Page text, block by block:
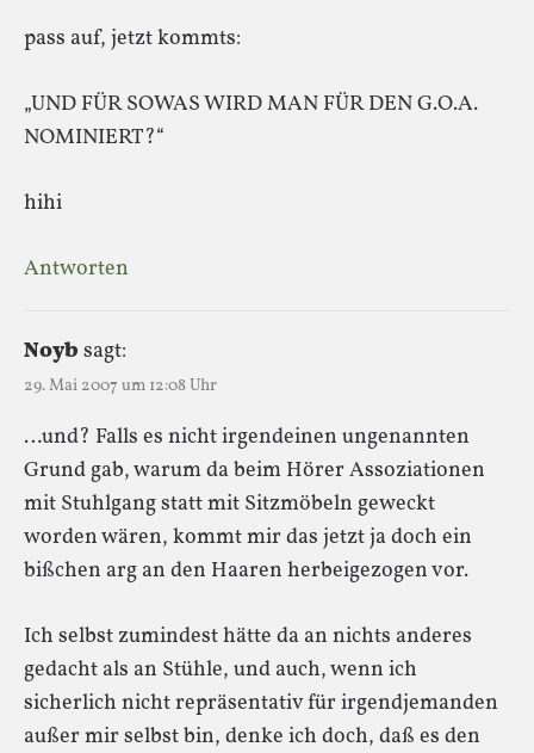
pass auf, jetzt kommts:
„UND FÜR SOWAS WIRD MAN FÜR DEN G.O.A.
NOMINIERT?“
hihi
Antworten
Noyb sagt:
29. Mai 2007 um 12:08 Uhr
…und? Falls es nicht irgendeinen ungenannten
Grund gab, warum da beim Hörer Assoziationen
mit Stuhlgang statt mit Sitzmöbeln geweckt
worden wären, kommt mir das jetzt ja doch ein
bißchen arg an den Haaren herbeigezogen vor.
Ich selbst zumindest hätte da an nichts anderes
gedacht als an Stühle, und auch, wenn ich
sicherlich nicht repräsentativ für irgendjemanden
außer mir selbst bin, denke ich doch, daß es den